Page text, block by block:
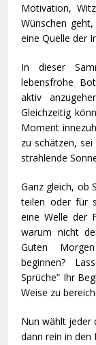
Motivation,
Wünschen
eine Quelle der
In dieser
lebensfrohe
aktiv
Gleichzeitig
Moment
zu schätzen,
strahlende
Ganz gleich, ob
teilen oder für
eine Welle der
warum nicht
Guten
beginnen?
Sprüche” Ihr
Weise zu
Nun wählt jeder
dann rein in den